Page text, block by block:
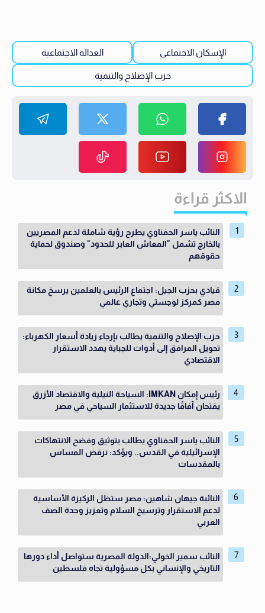
الإسكان الاجتماعى العدالة الاجتماعية
حزب الإصلاح والتنمية
الاكثر قراءة
النائب ياسر الحفناوي يطرح رؤية شاملة لدعم المصريين
بالخارج تشمل "المعاش العابر للحدود" وصندوق لحماية
حقوقهم
قيادي بحزب الجيل: اجتماع الرئيس بالعلمين يرسخ مكانة
مصر كمركز لوجستي وتجاري عالمي
حزب الإصلاح والتنمية يطالب بإرجاء زيادة أسعار الكهرباء:
تحويل المرافق إلى أدوات للجباية يهدد الاستقرار
الاقتصادي
رئيس إمكان IMKAN: السياحة النيلية والاقتصاد الأزرق
يفتحان آفاقًا جديدة للاستثمار السياحي في مصر
النائب ياسر الحفناوي يطالب بتوثيق وفضح الانتهاكات
الإسرائيلية في القدس.. ويؤكد: نرفض المساس
بالمقدسات
النائبة جيهان شاهين: مصر ستظل الركيزة الأساسية
لدعم الاستقرار وترسيخ السلام وتعزيز وحدة الصف
العربي
النائب سمير الخولي:الدولة المصرية ستواصل أداء دورها
التاريخي والإنساني بكل مسؤولية تجاه فلسطين